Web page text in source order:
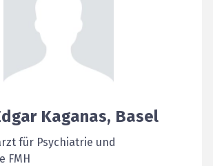
Kaganas, Basel
für Psychiatrie und
FMH